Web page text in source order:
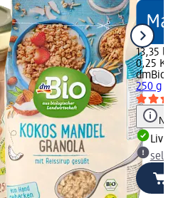
13,35 lei
0,25 Kg
dmBio
250 g
Notă